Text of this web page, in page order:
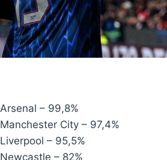
Arsenal – 99,8%
Manchester City – 97,4%
Liverpool – 95,5%
Newcastle – 82%